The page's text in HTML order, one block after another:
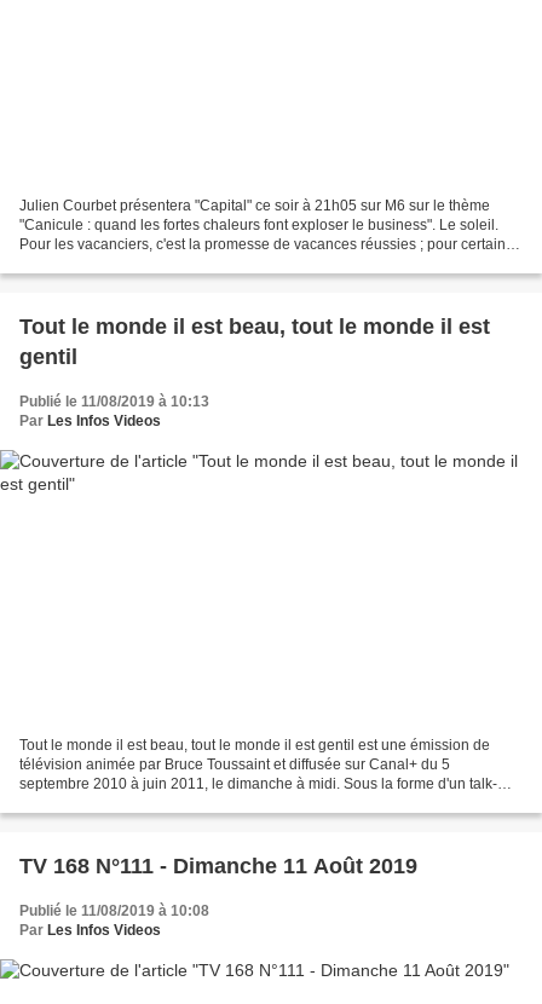
Julien Courbet présentera "Capital" ce soir à 21h05 sur M6 sur le thème
"Canicule : quand les fortes chaleurs font exploser le business". Le soleil.
Pour les vacanciers, c'est la promesse de vacances réussies ; pour certaines
Tout le monde il est beau, tout le monde il est
gentil
Publié le 11/08/2019 à 10:13
Par Les Infos Videos
Tout le monde il est beau, tout le monde il est gentil est une émission de
télévision animée par Bruce Toussaint et diffusée sur Canal+ du 5
septembre 2010 à juin 2011, le dimanche à midi. Sous la forme d'un talk-
TV 168 N°111 - Dimanche 11 Août 2019
Publié le 11/08/2019 à 10:08
Par Les Infos Videos